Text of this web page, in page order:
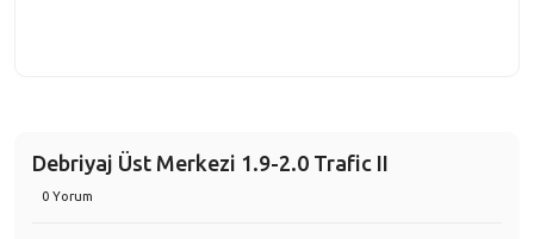
Debriyaj Üst Merkezi 1.9-2.0 Trafic II
0 Yorum